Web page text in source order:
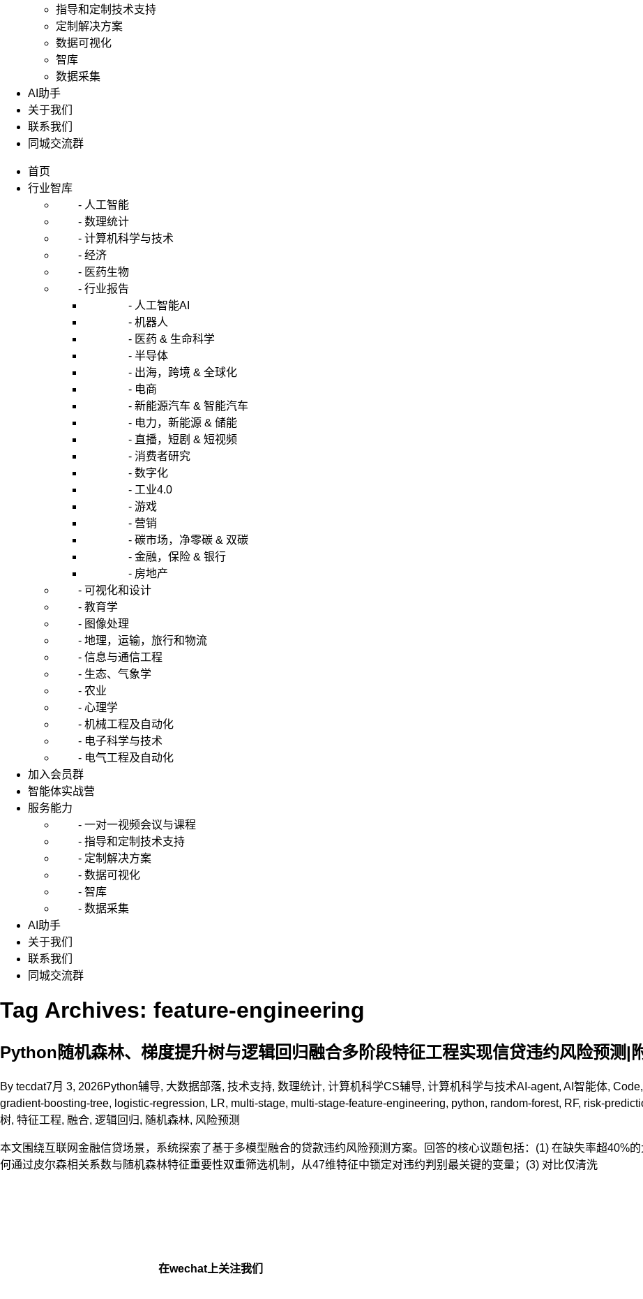
指导和定制技术支持
定制解决方案
数据可视化
智库
数据采集
AI助手
关于我们
联系我们
同城交流群
首页
行业智库
- 人工智能
- 数理统计
- 计算机科学与技术
- 经济
- 医药生物
- 行业报告
- 人工智能AI
- 机器人
- 医药 & 生命科学
- 半导体
- 出海，跨境 & 全球化
- 电商
- 新能源汽车 & 智能汽车
- 电力，新能源 & 储能
- 直播，短剧 & 短视频
- 消费者研究
- 数字化
- 工业4.0
- 游戏
- 营销
- 碳市场，净零碳 & 双碳
- 金融，保险 & 银行
- 房地产
- 可视化和设计
- 教育学
- 图像处理
- 地理，运输，旅行和物流
- 信息与通信工程
- 生态、气象学
- 农业
- 心理学
- 机械工程及自动化
- 电子科学与技术
- 电气工程及自动化
加入会员群
智能体实战营
服务能力
- 一对一视频会议与课程
- 指导和定制技术支持
- 定制解决方案
- 数据可视化
- 智库
- 数据采集
AI助手
关于我们
联系我们
同城交流群
Tag Archives: feature-engineering
Python随机森林、梯度提升树与逻辑回归融合多阶段特征工程实现信贷违约风险预测|
By tecdat7月 3, 2026Python辅导, 大数据部落, 技术支持, 数理统计, 计算机科学CS辅导, 计算机科学与技术AI-agent, AI智能体, Code,
gradient-boosting-tree, logistic-regression, LR, multi-stage, multi-stage-feature-engineering, python, random-forest, RF, risk-
树, 特征工程, 融合, 逻辑回归, 随机森林, 风险预测
本文围绕互联网金融信贷场景，系统探索了基于多模型融合的贷款违约风险预测方案。回答的核心议题包括：(1) 在缺失率超40%
何通过皮尔森相关系数与随机森林特征重要性双重筛选机制，从47维特征中锁定对违约判别最关键的变量；(3) 对比仅清洗
在wechat上关注我们